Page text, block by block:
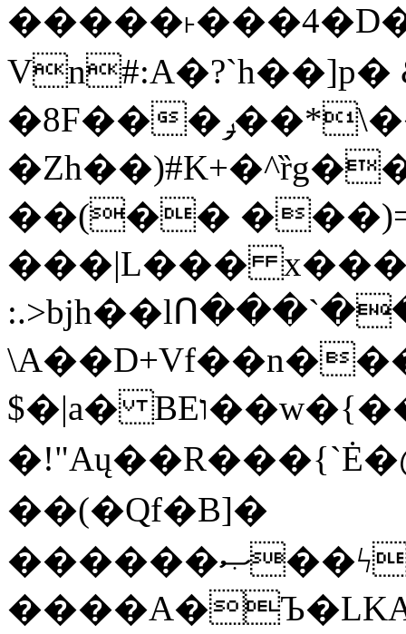
Vn#:A�?`h��]p�
�8F���ݛ��*\��U��S
��(��
���|L���
$�|a� BEו��w�{���;���q�X��d%�������W� hU�(�1�Ū}9�S�F<��i�L3�;�
��(�Qf�B]�
������ޞ��ϟak��r��_39$�8�p���7�2�yIZ�R��x��/